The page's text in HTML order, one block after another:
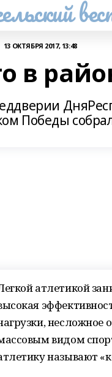
13 ОКТЯБРЯ 2017, 13:48
в
Победы
атлетикой
несложное
видом
называют